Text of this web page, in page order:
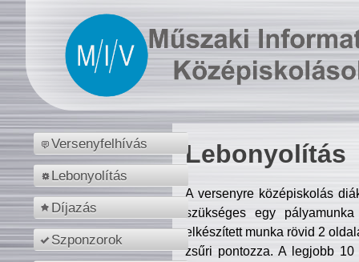
Versenyfelhívás
Lebonyolítás
Díjazás
Szponzorok
Lebonyolítás
A versenyre középiskolás
szükséges egy
elkészített munka rövid 2
zsűri pontozza. A legjobb